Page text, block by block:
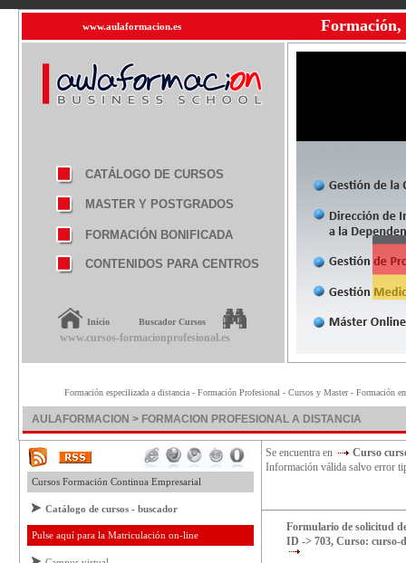
www.aulaformacion.es
CATÁLOGO DE CURSOS
MASTER Y POSTGRADOS
FORMACIÓN BONIFICADA
CONTENIDOS PARA CENTROS
Inicio Buscador Cursos
www.cursos-formacionprofesional.es
Formación especilizada a distancia - Formación Profesional - Cursos y Master - Formación
AULAFORMACION > FORMACION PROFESIONAL A DISTANCIA
Cursos Formación Continua Empresarial
Catálogo de cursos - buscador
Pulse aquí para la Matriculación on-line
Se encuentra en
Curso
Información válida salvo error
Formulario de solicitud
ID -> 703, Curso: curso-